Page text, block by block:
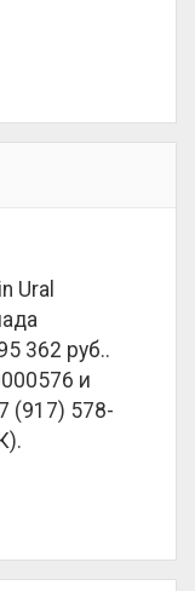
Ural
362 руб..
и
(917) 578-